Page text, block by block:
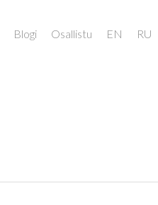
Blogi Osallistu EN RU